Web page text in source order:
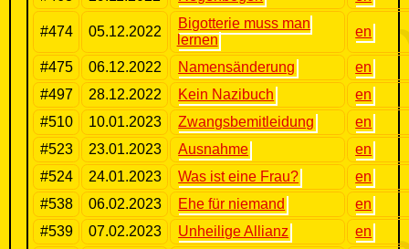
#474 05.12.2022
Bigotterie muss man
lernen
en
#475 06.12.2022 Namensänderung
en
#497
28.12.2022 Kein Nazibuch
en
#510
10.01.2023 Zwangsbemitleidung
en
#523
23.01.2023 Ausnahme
en
#524
24.01.2023 Was ist eine Frau?
en
#538
06.02.2023 Ehe für niemand
en
#539
07.02.2023 Unheilige Allianz
en